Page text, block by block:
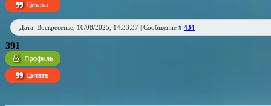
Дата: Воскресенье, 10/08/2025, 14:33:37 | Сообщение # 434
391